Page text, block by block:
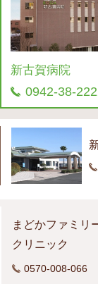
新古賀病院
0942-38-
まどかファミリ
クリニック
0570-008-066